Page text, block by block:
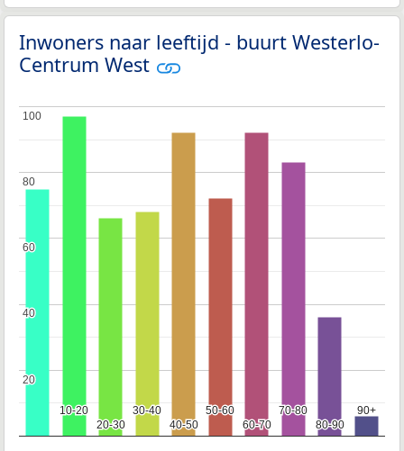
Inwoners naar leeftijd - buurt Westerlo-
Centrum West
10-20
10-20
20-30
20-30
30-40
30-40
40-50
40-50
50-60
50-60
60-70
60-70
70-80
70-80
80-90
80-90
90+
90+
20
20
40
40
60
60
80
80
100
100